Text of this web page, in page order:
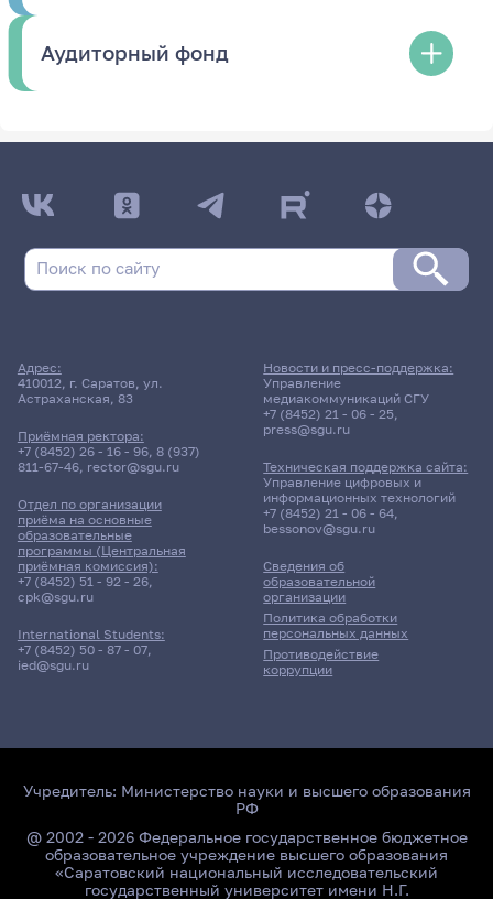
Аудиторный фонд
Адрес:
410012, г. Саратов, ул.
Астраханская, 83
Приёмная ректора:
+7 (8452) 26 - 16 - 96, 8 (937)
811-67-46, rector@sgu.ru
Отдел по организации
приёма на основные
образовательные
программы (Центральная
приёмная комиссия):
+7 (8452) 51 - 92 - 26,
cpk@sgu.ru
International Students:
+7 (8452) 50 - 87 - 07,
ied@sgu.ru
Сведения об
образовательной
организации
Политика обработки
персональных данных
Противодействие
коррупции
Новости и пресс-поддержка:
Управление
медиакоммуникаций СГУ
+7 (8452) 21 - 06 - 25,
press@sgu.ru
Техническая поддержка сайта:
Управление цифровых и
информационных технологий
+7 (8452) 21 - 06 - 64,
bessonov@sgu.ru
Учредитель: Министерство науки и высшего образования
РФ
@ 2002 - 2026 Федеральное государственное бюджетное
образовательное учреждение высшего образования
«Саратовский национальный исследовательский
государственный университет имени Н.Г.